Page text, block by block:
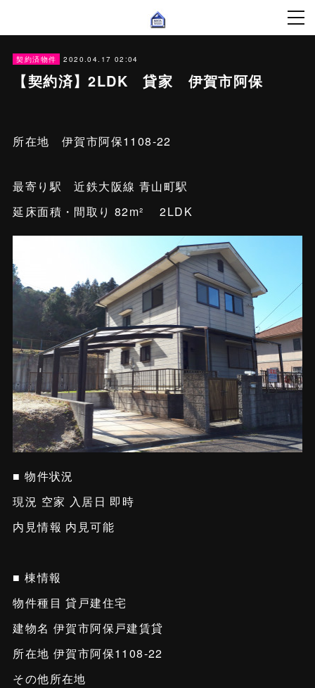
契約済物件 2020.04.17 02:04
【契約済】2LDK 貸家 伊賀市阿保
所在地 伊賀市阿保1108-22
最寄り駅 近鉄大阪線 青山町駅
延床面積・間取り 82m² 2LDK
■ 物件状況
現況 空家 入居日 即時
内見情報 内見可能
■ 棟情報
物件種目 貸戸建住宅
建物名 伊賀市阿保戸建賃貸
所在地 伊賀市阿保1108-22
その他所在地